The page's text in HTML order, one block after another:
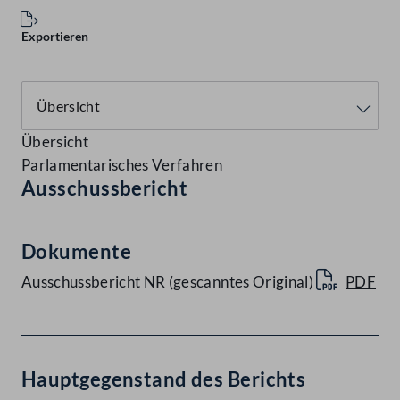
Exportieren
Übersicht
Parlamentarisches Verfahren
Ausschussbericht
Dokumente
Ausschussbericht NR (gescanntes Original) PDF
Hauptgegenstand des Berichts